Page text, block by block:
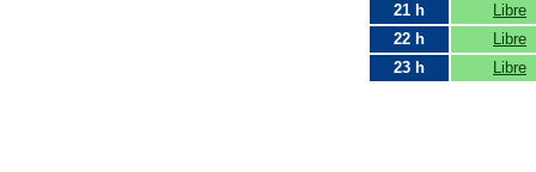
21 h
Libre
22 h
Libre
23 h
Libre